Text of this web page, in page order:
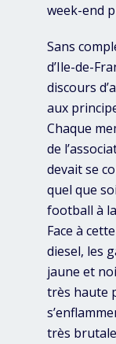
week-end
Sans
d’Ile-de-
discours
aux
Chaque
de
devait se
quel que
football à
Face à
diesel, les
jaune et
très haute
très